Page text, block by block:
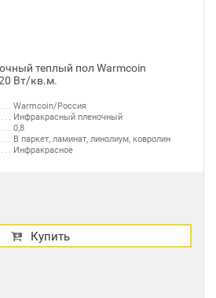
теплый пол Warmcoin
Вт/кв.м.
Warmcoin/Россия
Инфракрасный пленочный
0,8
В паркет, ламинат, линолиум, ковролин
Инфракрасное
Купить